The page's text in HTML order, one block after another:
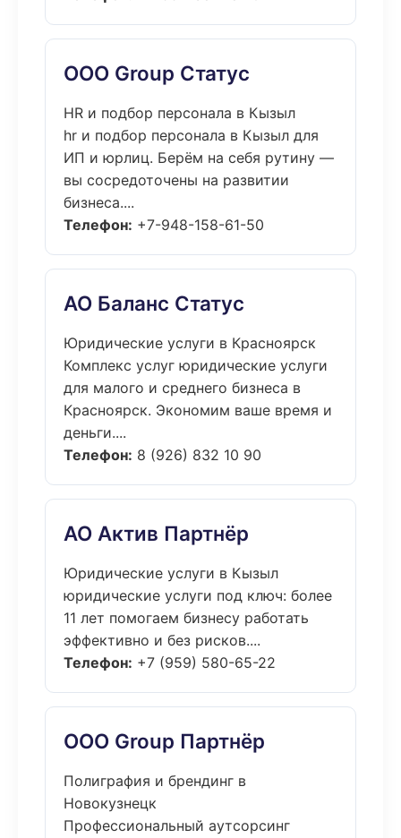
ООО Group Статус
HR и подбор персонала в Кызыл
hr и подбор персонала в Кызыл для
ИП и юрлиц. Берём на себя рутину —
вы сосредоточены на развитии
бизнеса....
Телефон: +7-948-158-61-50
АО Баланс Статус
Юридические услуги в Красноярск
Комплекс услуг юридические услуги
для малого и среднего бизнеса в
Красноярск. Экономим ваше время и
деньги....
Телефон: 8 (926) 832 10 90
АО Актив Партнёр
Юридические услуги в Кызыл
юридические услуги под ключ: более
11 лет помогаем бизнесу работать
эффективно и без рисков....
Телефон: +7 (959) 580-65-22
ООО Group Партнёр
Полиграфия и брендинг в
Новокузнецк
Профессиональный аутсорсинг